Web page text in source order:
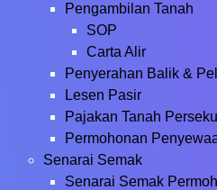
Pengambilan Tanah
SOP
Carta Alir
Penyerahan Balik &
Lesen Pasir
Pajakan Tanah
Permohonan
Senarai Semak
Senarai Semak